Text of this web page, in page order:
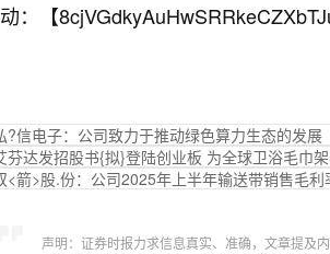
：【
?信电子：公司致力于推动绿色算力生态的发展
芬达发招股书{拟}登陆创业板 为全球卫浴毛巾
<箭>股.份：公司2025年上半年输送带销售毛
声明：证券时报力求信息真实、准确，文章提及